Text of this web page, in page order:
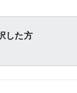
した方